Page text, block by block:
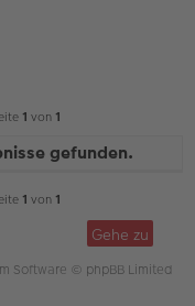
1 von 1
gefunden.
1 von 1
Gehe zu
Software © phpBB Limited